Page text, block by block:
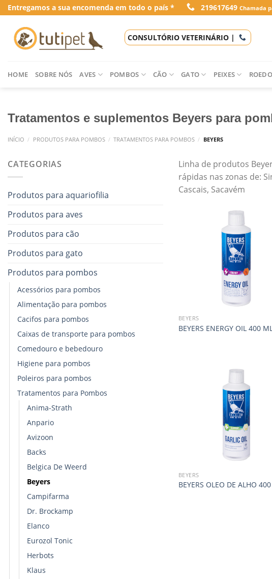
Skip
to
content
Entregamos a sua encomenda em todo o país * 219617649 Chamada
CONSULTÓRIO VETERINÁRIO |
HOME SOBRE NÓS AVES POMBOS CÃO GATO PEIXES
Tratamentos e suplementos Beyers para
INÍCIO / PRODUTOS PARA POMBOS / TRATAMENTOS PARA POMBOS / BEYERS
CATEGORIAS
Produtos para aquariofilia
Produtos para aves
Produtos para cão
Produtos para gato
Produtos para pombos
Acessórios para pombos
Alimentação para pombos
Cacifos para pombos
Caixas de transporte para pombos
Comedouro e bebedouro
Higiene para pombos
Poleiros para pombos
Tratamentos para Pombos
Anima-Strath
Anpario
Avizoon
Backs
Belgica De Weerd
Beyers
Campifarma
Dr. Brockamp
Elanco
Eurozol Tonic
Herbots
Klaus
Linha de produtos
rápidas nas zonas de:
Cascais, Sacavém
BEYERS
BEYERS ENERGY OIL 400 ML
BEYERS
BEYERS OLEO DE ALHO